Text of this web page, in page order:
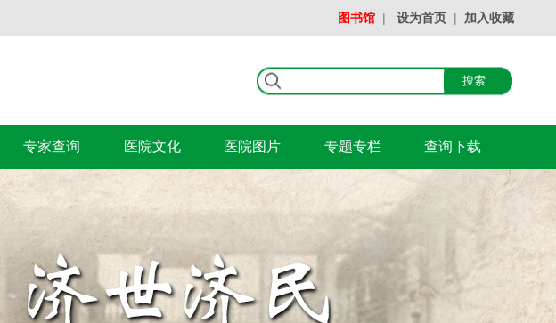
图书馆 | 设为首页 | 加入收藏
专家查询 医院文化 医院图片 专题专栏 查询下载